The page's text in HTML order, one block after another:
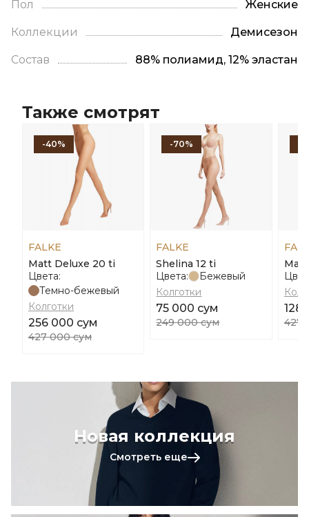
Пол Женские
Коллекции Демисезон
Состав 88% полиамид, 12% эластан
Также смотрят
-40%
FALKE
Matt Deluxe 20 ti
Цвета:
Темно-бежевый
Колготки
256 000 сум
427 000 сум
-70%
FALKE
Shelina 12 ti
Цвета:
Бежевый
Колготки
75 000 сум
249 000 сум
128
427
Новая коллекция
Смотреть еще